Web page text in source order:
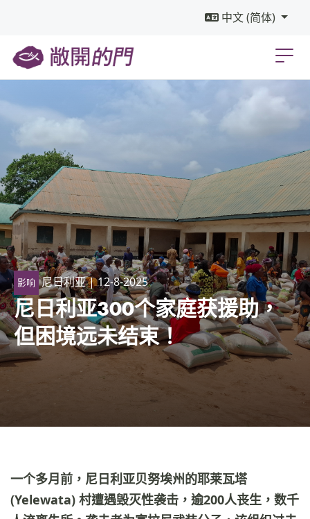
中文 (简体)
影响 尼日利亚| 12-8-2025
尼日利亚300个家庭获援助，
但困境远未结束！
一个多月前，尼日利亚贝努埃州的耶莱瓦塔
(Yelewata) 村遭遇毁灭性袭击，逾200人丧生，数千